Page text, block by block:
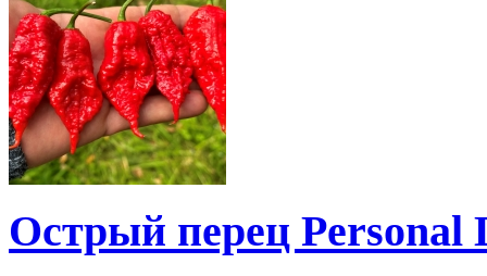
Острый перец Personal